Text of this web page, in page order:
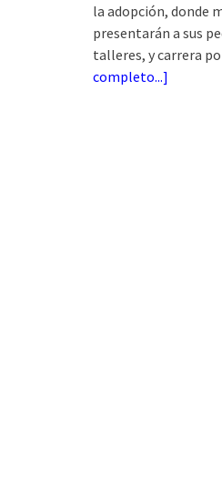
la adopción, donde
presentarán a sus
talleres, y carrera
completo...]